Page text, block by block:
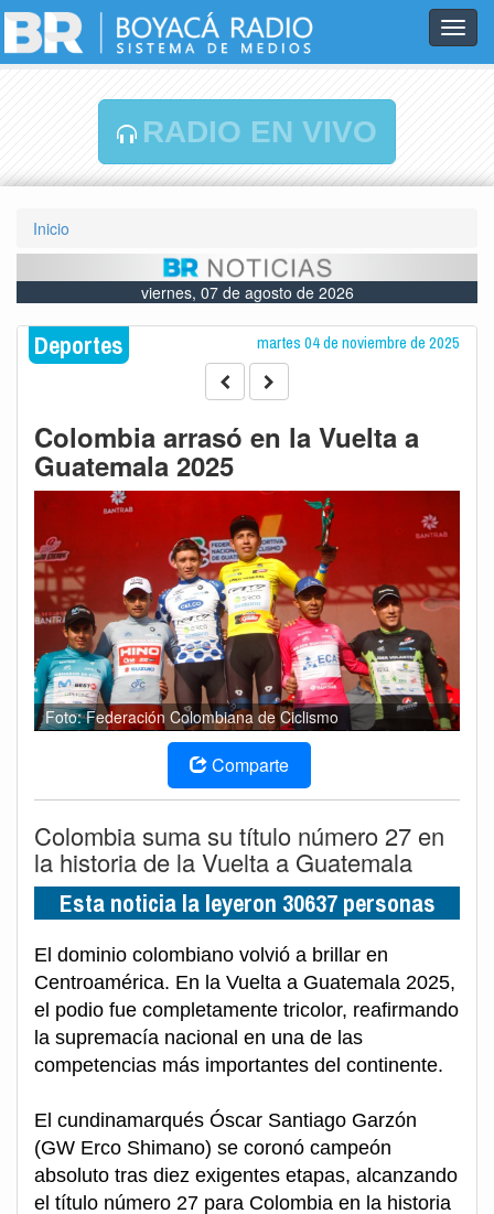
RADIO EN VIVO
Inicio
viernes, 07 de agosto de 2026
Deportes martes 04 de noviembre de 2025
Colombia arrasó en la Vuelta a
Guatemala 2025
Foto: Federación Colombiana de Ciclismo
Comparte
Colombia suma su título número 27 en
la historia de la Vuelta a Guatemala
Esta noticia la leyeron 30637 personas
El dominio colombiano volvió a brillar en
Centroamérica. En la Vuelta a Guatemala 2025,
el podio fue completamente tricolor, reafirmando
la supremacía nacional en una de las
competencias más importantes del continente.
El cundinamarqués Óscar Santiago Garzón
(GW Erco Shimano) se coronó campeón
absoluto tras diez exigentes etapas, alcanzando
el título número 27 para Colombia en la historia